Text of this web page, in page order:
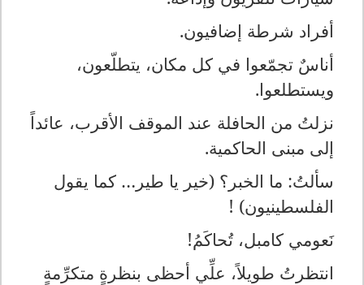
أفراد شرطة إضافيون.
أناسٌ تجمّعوا في كل مكان، يتطلّعون،
ويستطلعوا.
نزلتُ من الحافلة عند الموقف الأقرب، عائداً
إلى مبنى الحاكمية.
سألتُ: ما الخبر؟ (خير يا طير… كما يقول
الفلسطينيون) !
نَعومي كامبل، تُحاكَمُ!
انتظرتُ طويلاً، علِّي أحظى بنظرةٍ متكرِّمةٍ